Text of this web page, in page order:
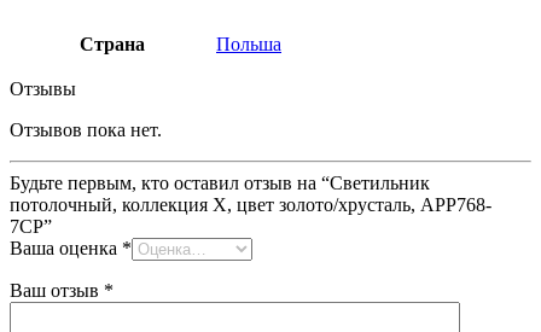
Страна Польша
Отзывы
Отзывов пока нет.
Будьте первым, кто оставил отзыв на “Светильник
потолочный, коллекция X, цвет золото/хрусталь, APP768-
7CP”
Ваша оценка *
Ваш отзыв *